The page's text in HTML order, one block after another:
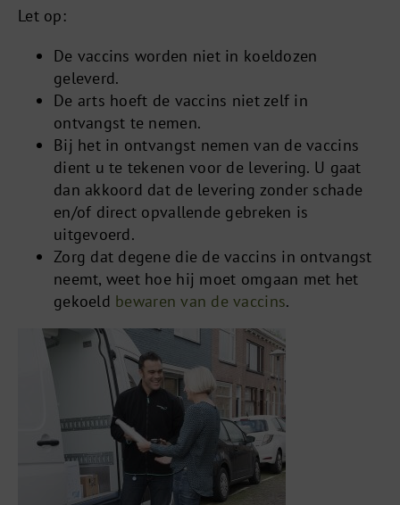
Let op:
De vaccins worden niet in koeldozen
geleverd.
De arts hoeft de vaccins niet zelf in
ontvangst te nemen.
Bij het in ontvangst nemen van de vaccins
dient u te tekenen voor de levering. U gaat
dan akkoord dat de levering zonder schade
en/of direct opvallende gebreken is
uitgevoerd.
Zorg dat degene die de vaccins in ontvangst
neemt, weet hoe hij moet omgaan met het
gekoeld bewaren van de vaccins.